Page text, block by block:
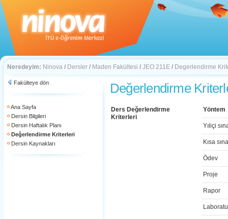
Neredeyim: Ninova / Dersler / Maden Fakültesi / JEO 211E / Degerlendirme
Fakülteye dön
Ana Sayfa
Dersin Bilgileri
Dersin Haftalık Planı
Değerlendirme Kriterleri
Dersin Kaynakları
Değerlendirme
Ders Değerlendirme
Kriterleri
Yöntem
Yıliçi
Kısa
Ödev
Proje
Rapor